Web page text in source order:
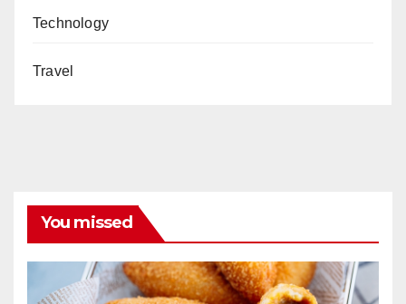
Technology
Travel
You missed